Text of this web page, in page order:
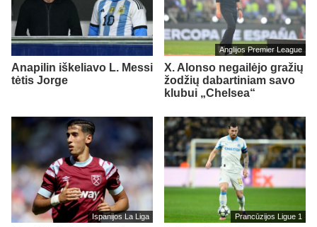
Anapilin iškeliavo L. Messi
tėtis Jorge
Anglijos Premier League
X. Alonso negailėjo gražių
žodžių dabartiniam savo
klubui „Chelsea“
Ispanijos La Liga Prancūzijos Ligue 1